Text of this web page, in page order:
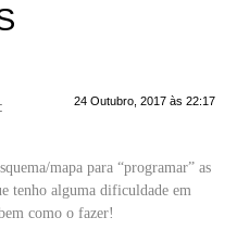
24 Outubro, 2017 às 22:17
mapa para “programar” as
tenho alguma dificuldade em
como o fazer!